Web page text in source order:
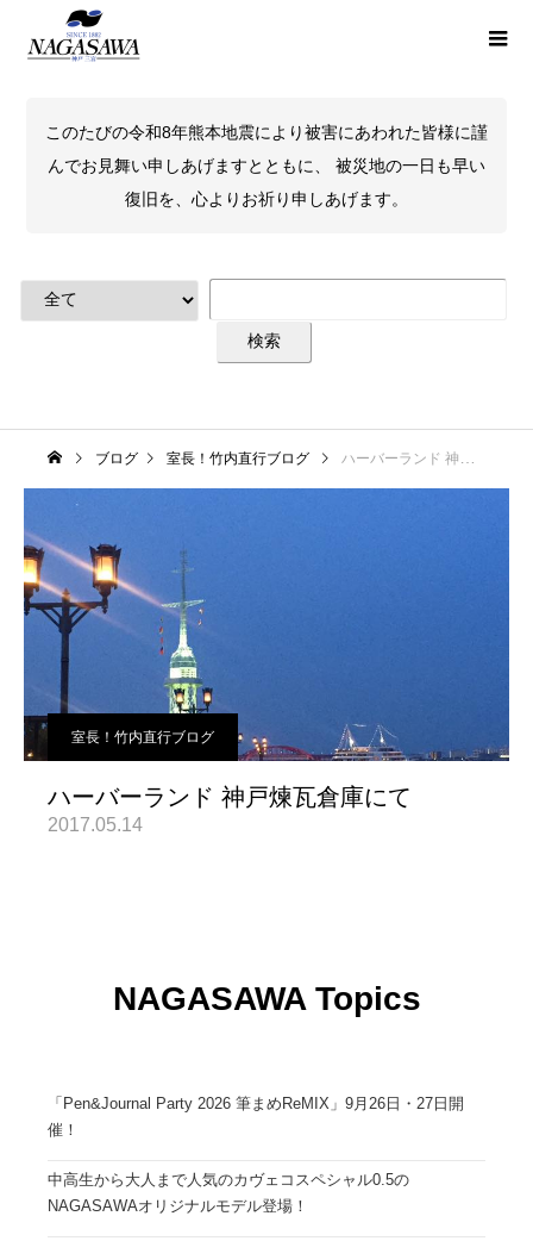
このたびの令和8年熊本地震により被害にあわれた皆様に謹
んでお見舞い申しあげますとともに、 被災地の一日も早い
復旧を、心よりお祈り申しあげます。
ブログ 室長！竹内直行ブログ ハーバーランド 神戸煉瓦倉庫にて
室長！竹内直行ブログ
ハーバーランド 神戸煉瓦倉庫にて
2017.05.14
NAGASAWA Topics
「Pen&Journal Party 2026 筆まめReMIX」9月26日・27日開
催！
中高生から大人まで人気のカヴェコスペシャル0.5の
NAGASAWAオリジナルモデル登場！